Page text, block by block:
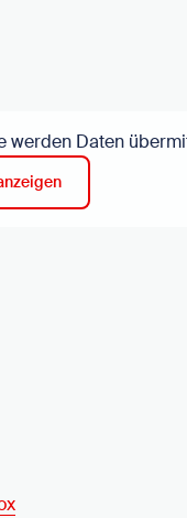
werden Daten